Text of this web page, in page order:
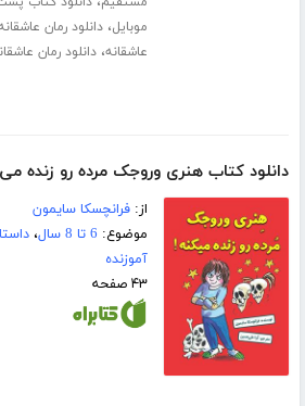
موبایل،دانلود رمان
عاشقانه،دانلود رمان
دانلود کتاب هنری وروجک مرده رو زنده
از:فرانچسکا سایمون
موضوع: 6 تا 8 سال ،
آموزنده
۴۳ صفحه